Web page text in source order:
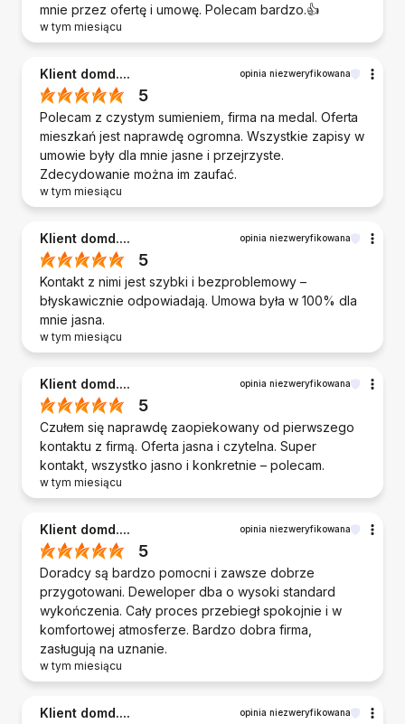
mnie przez ofertę i umowę. Polecam bardzo.👍️
w tym miesiącu
Klient domd.... opinia niezweryfikowana
5
Polecam z czystym sumieniem, firma na medal. Oferta
mieszkań jest naprawdę ogromna. Wszystkie zapisy w
umowie były dla mnie jasne i przejrzyste.
Zdecydowanie można im zaufać.
w tym miesiącu
Klient domd.... opinia niezweryfikowana
5
Kontakt z nimi jest szybki i bezproblemowy –
błyskawicznie odpowiadają. Umowa była w 100% dla
mnie jasna.
w tym miesiącu
Klient domd.... opinia niezweryfikowana
5
Czułem się naprawdę zaopiekowany od pierwszego
kontaktu z firmą. Oferta jasna i czytelna. Super
kontakt, wszystko jasno i konkretnie – polecam.
w tym miesiącu
Klient domd.... opinia niezweryfikowana
5
Doradcy są bardzo pomocni i zawsze dobrze
przygotowani. Deweloper dba o wysoki standard
wykończenia. Cały proces przebiegł spokojnie i w
komfortowej atmosferze. Bardzo dobra firma,
zasługują na uznanie.
w tym miesiącu
Klient domd.... opinia niezweryfikowana